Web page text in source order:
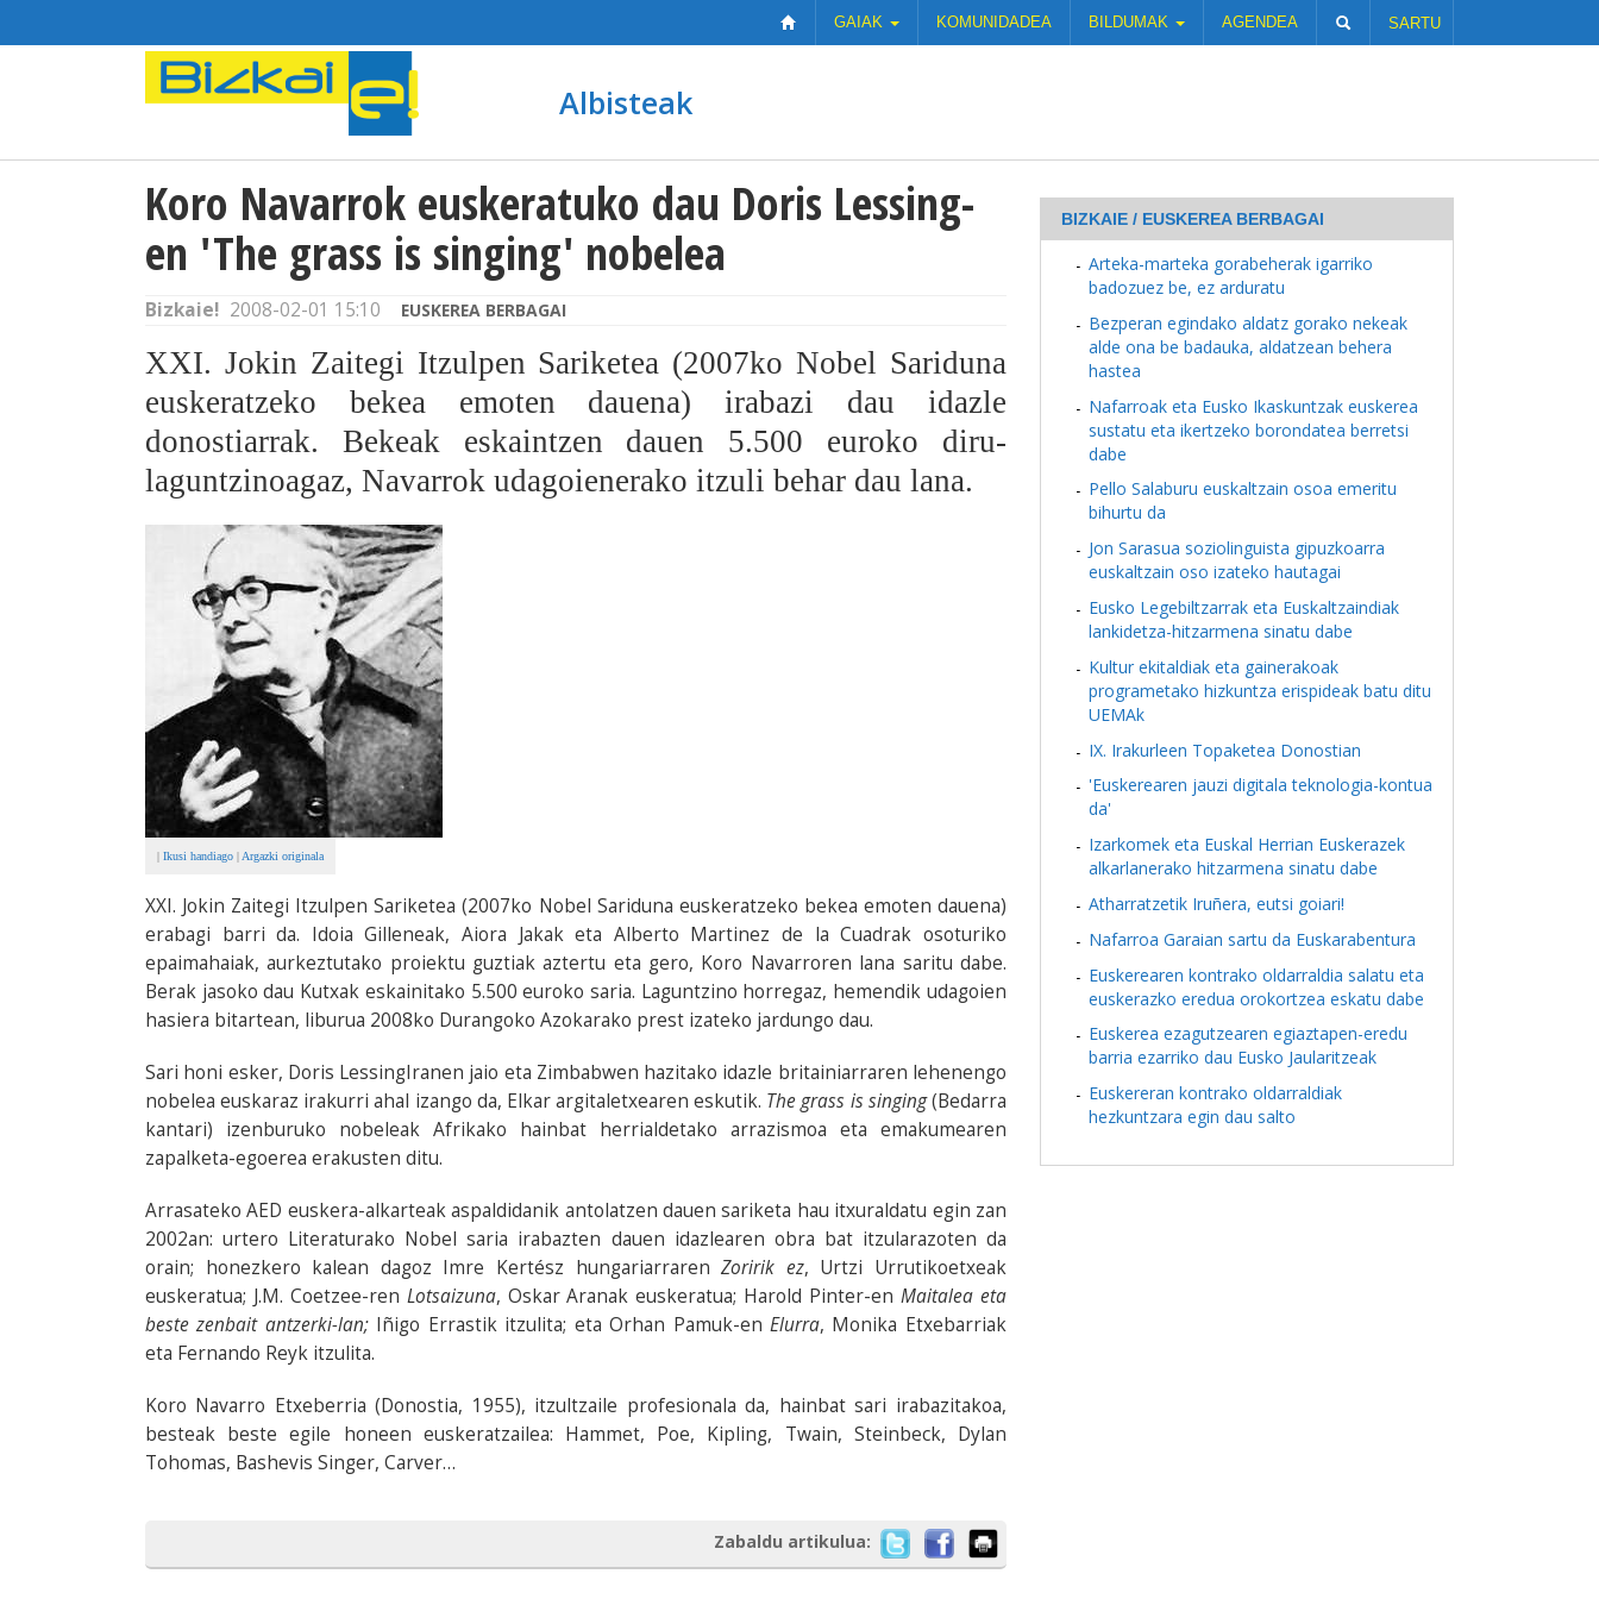
GAIAK KOMUNIDADEA BILDUMAK AGENDEA SARTU
Albisteak
Koro Navarrok euskeratuko dau Doris Lessing-
en 'The grass is singing' nobelea
Bizkaie! 2008-02-01 15:10 EUSKEREA BERBAGAI
XXI. Jokin Zaitegi Itzulpen Sariketea (2007ko Nobel Sariduna
euskeratzeko bekea emoten dauena) irabazi dau idazle
donostiarrak. Bekeak eskaintzen dauen 5.500 euroko diru-
laguntzinoagaz, Navarrok udagoienerako itzuli behar dau lana.
| Ikusi handiago | Argazki originala
XXI. Jokin Zaitegi Itzulpen Sariketea (2007ko Nobel Sariduna euskeratzeko bekea emoten dauena)
erabagi barri da. Idoia Gilleneak, Aiora Jakak eta Alberto Martinez de la Cuadrak osoturiko
epaimahaiak, aurkeztutako proiektu guztiak aztertu eta gero, Koro Navarroren lana saritu dabe.
Berak jasoko dau Kutxak eskainitako 5.500 euroko saria. Laguntzino horregaz, hemendik udagoien
hasiera bitartean, liburua 2008ko Durangoko Azokarako prest izateko jardungo dau.
Sari honi esker, Doris LessingIranen jaio eta Zimbabwen hazitako idazle britainiarraren lehenengo
nobelea euskaraz irakurri ahal izango da, Elkar argitaletxearen eskutik. The grass is singing(Bedarra
kantari) izenburuko nobeleak Afrikako hainbat herrialdetako arrazismoa eta emakumearen
zapalketa-egoerea erakusten ditu.
Arrasateko AED euskera-alkarteak aspaldidanik antolatzen dauen sariketa hau itxuraldatu egin zan
2002an: urtero Literaturako Nobel saria irabazten dauen idazlearen obra bat itzularazoten da
orain; honezkero kalean dagoz Imre Kertész hungariarrarenZoririk ez, Urtzi Urrutikoetxeak
euskeratua; J.M. Coetzee-ren Lotsaizuna, Oskar Aranak euskeratua; Harold Pinter-enMaitalea eta
beste zenbait antzerki-lan;Iñigo Errastik itzulita; eta Orhan Pamuk-enElurra, Monika Etxebarriak
eta Fernando Reyk itzulita.
Koro Navarro Etxeberria (Donostia, 1955), itzultzaile profesionala da, hainbat sari irabazitakoa,
besteak beste egile honeen euskeratzailea: Hammet, Poe, Kipling, Twain, Steinbeck, Dylan
Tohomas, Bashevis Singer, Carver…
Zabaldu artikulua:
BIZKAIE / EUSKEREA BERBAGAI
Arteka-marteka gorabeherak igarriko
badozuez be, ez arduratu
Bezperan egindako aldatz gorako nekeak
alde ona be badauka, aldatzean behera
hastea
Nafarroak eta Eusko Ikaskuntzak euskerea
sustatu eta ikertzeko borondatea berretsi
dabe
Pello Salaburu euskaltzain osoa emeritu
bihurtu da
Jon Sarasua soziolinguista gipuzkoarra
euskaltzain oso izateko hautagai
Eusko Legebiltzarrak eta Euskaltzaindiak
lankidetza-hitzarmena sinatu dabe
Kultur ekitaldiak eta gainerakoak
programetako hizkuntza erispideak batu ditu
UEMAk
IX. Irakurleen Topaketea Donostian
'Euskerearen jauzi digitala teknologia-kontua
da'
Izarkomek eta Euskal Herrian Euskerazek
alkarlanerako hitzarmena sinatu dabe
Atharratzetik Iruñera, eutsi goiari!
Nafarroa Garaian sartu da Euskarabentura
Euskerearen kontrako oldarraldia salatu eta
euskerazko eredua orokortzea eskatu dabe
Euskerea ezagutzearen egiaztapen-eredu
barria ezarriko dau Eusko Jaularitzeak
Euskereran kontrako oldarraldiak
hezkuntzara egin dau salto